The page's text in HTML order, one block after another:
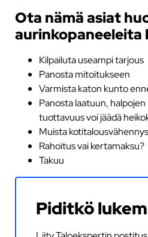
Ota nämä asiat
aurinkopaneeleita
Kilpailuta useampi tarjous
Panosta mitoitukseen
Varmista katon kunto
Panosta laatuun,
tuottavuus voi jäädä
Muista kotitalousvähennys
Rahoitus vai kertamaksu?
Takuu
Piditkö